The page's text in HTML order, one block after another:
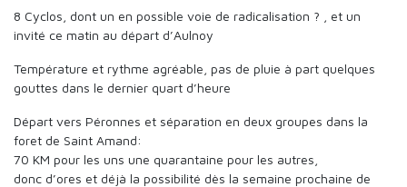
8 Cyclos, dont un en possible voie de radicalisation ? , et un
invité ce matin au départ d’Aulnoy
Température et rythme agréable, pas de pluie à part quelques
gouttes dans le dernier quart d’heure
Départ vers Péronnes et séparation en deux groupes dans la
foret de Saint Amand:
70 KM pour les uns une quarantaine pour les autres,
donc d’ores et déjà la possibilité dès la semaine prochaine de